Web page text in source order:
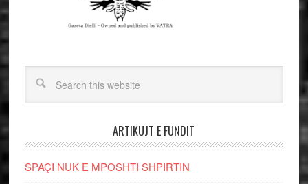
ARTIKUJT E FUNDIT
SPAÇI NUK E MPOSHTI SHPIRTIN